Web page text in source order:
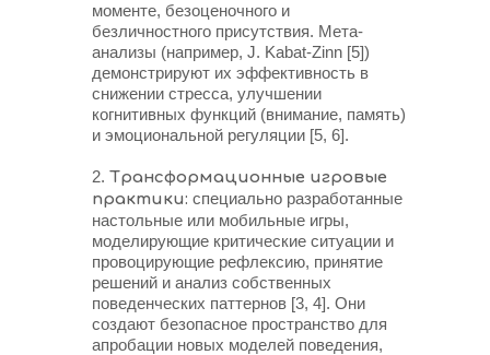
моменте, безоценочного и
безличностного присутствия. Мета-
анализы (например, J. Kabat-Zinn [5])
демонстрируют их эффективность в
снижении стресса, улучшении
когнитивных функций (внимание, память)
и эмоциональной регуляции [5, 6].
2. Трансформационные игровые
практики: специально разработанные
настольные или мобильные игры,
моделирующие критические ситуации и
провоцирующие рефлексию, принятие
решений и анализ собственных
поведенческих паттернов [3, 4]. Они
создают безопасное пространство для
апробации новых моделей поведения,